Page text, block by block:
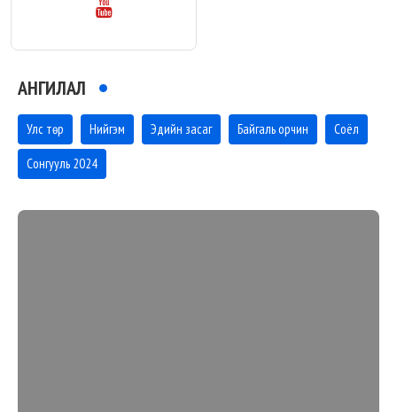
АНГИЛАЛ
Улс төр Нийгэм Эдийн засаг Байгаль орчин Соёл
Сонгууль 2024